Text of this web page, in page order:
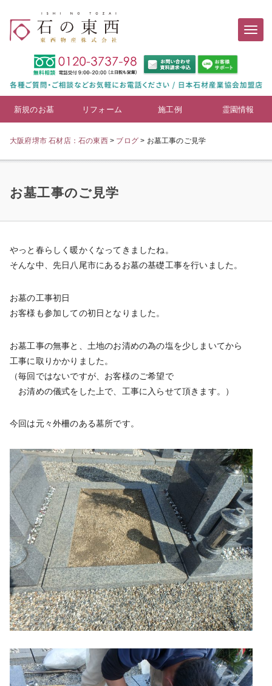
新規のお墓 リフォーム 施工例 霊園情報
大阪府堺市 石材店：石の東西> ブログ > お墓工事のご見学
お墓工事のご見学
やっと春らしく暖かくなってきましたね。
そんな中、先日八尾市にあるお墓の基礎工事を行いました。
お墓の工事初日
お客様も参加しての初日となりました。
お墓工事の無事と、土地のお清めの為の塩を少しまいてから
工事に取りかかりました。
（毎回ではないですが、お客様のご希望で
お清めの儀式をした上で、工事に入らせて頂きます。）
今回は元々外柵のある墓所です。